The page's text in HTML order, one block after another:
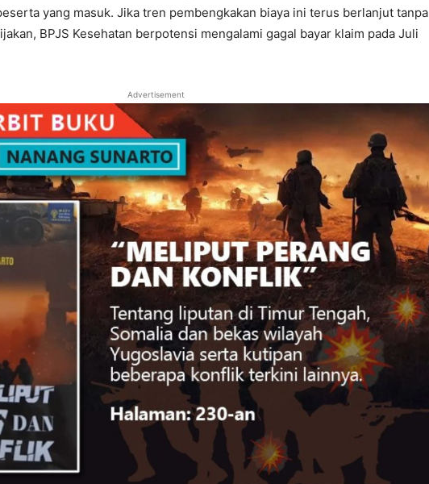
yang masuk. Jika tren pembengkakan biaya ini terus berlanjut tanpa
BPJS Kesehatan berpotensi mengalami gagal bayar klaim pada Juli
Advertisement